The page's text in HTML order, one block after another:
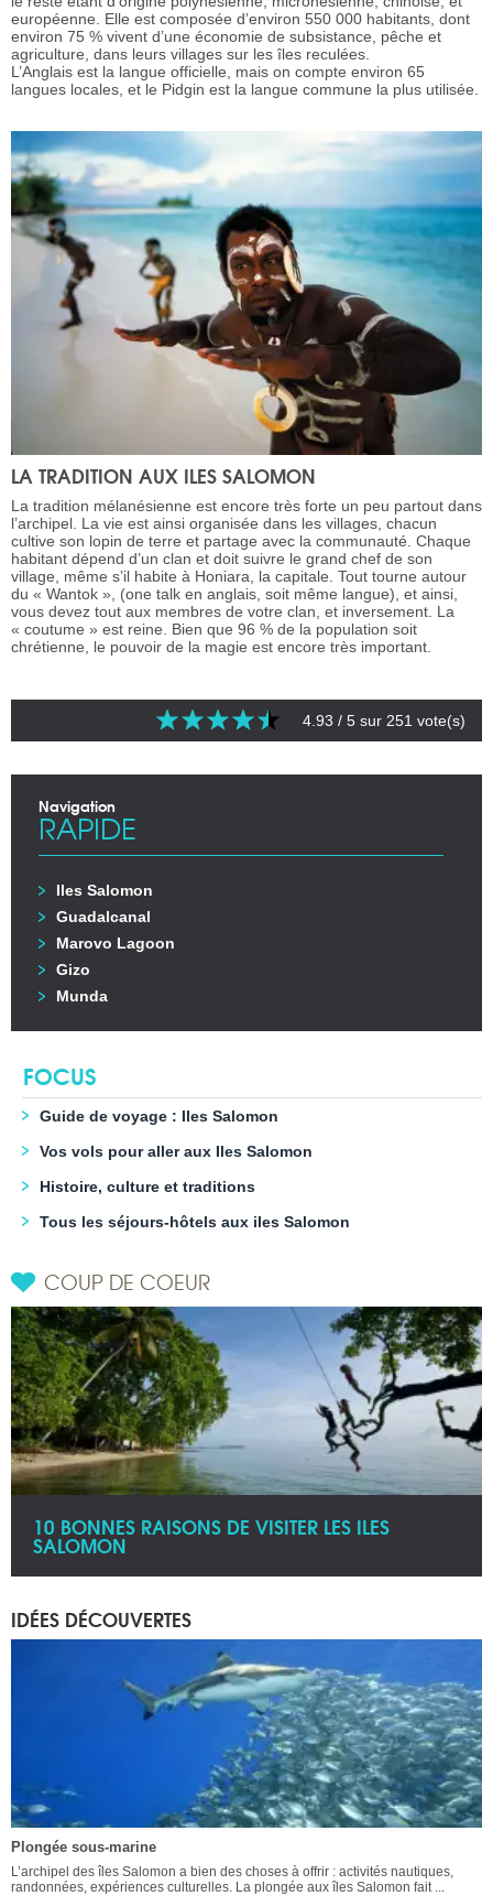
européenne. Elle est composée d’environ 550 000 habitants, dont
environ 75 % vivent d’une économie de subsistance, pêche et
agriculture, dans leurs villages sur les îles reculées.
L’Anglais est la langue officielle, mais on compte environ 65
langues locales, et le Pidgin est la langue commune la plus utilisée.
LA TRADITION AUX ILES SALOMON
La tradition mélanésienne est encore très forte un peu partout dans
l’archipel. La vie est ainsi organisée dans les villages, chacun
cultive son lopin de terre et partage avec la communauté. Chaque
habitant dépend d’un clan et doit suivre le grand chef de son
village, même s’il habite à Honiara, la capitale. Tout tourne autour
du « Wantok », (one talk en anglais, soit même langue), et ainsi,
vous devez tout aux membres de votre clan, et inversement. La
« coutume » est reine. Bien que 96 % de la population soit
chrétienne, le pouvoir de la magie est encore très important.
4.93 / 5 sur 251 vote(s)
Navigation
RAPIDE
Iles Salomon
Guadalcanal
Marovo Lagoon
Gizo
Munda
FOCUS
Guide de voyage : Iles Salomon
Vos vols pour aller aux Iles Salomon
Histoire, culture et traditions
Tous les séjours-hôtels aux iles Salomon
COUP DE COEUR
10 BONNES RAISONS DE VISITER LES ILES
SALOMON
IDÉES DÉCOUVERTES
Plongée sous-marine
L’archipel des îles Salomon a bien des choses à offrir : activités nautiques,
randonnées, expériences culturelles. La plongée aux îles Salomon fait ...